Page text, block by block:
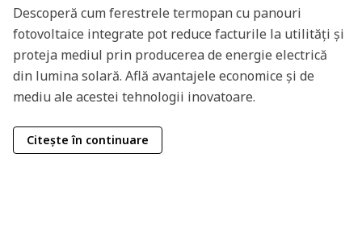
Descoperă cum ferestrele termopan cu panouri
fotovoltaice integrate pot reduce facturile la utilități și
proteja mediul prin producerea de energie electrică
din lumina solară. Află avantajele economice și de
mediu ale acestei tehnologii inovatoare.
Citește în continuare